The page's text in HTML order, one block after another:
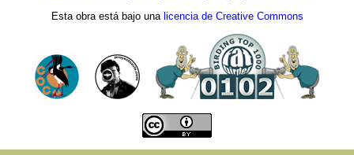
Esta obra está bajo una licencia de Creative Commons